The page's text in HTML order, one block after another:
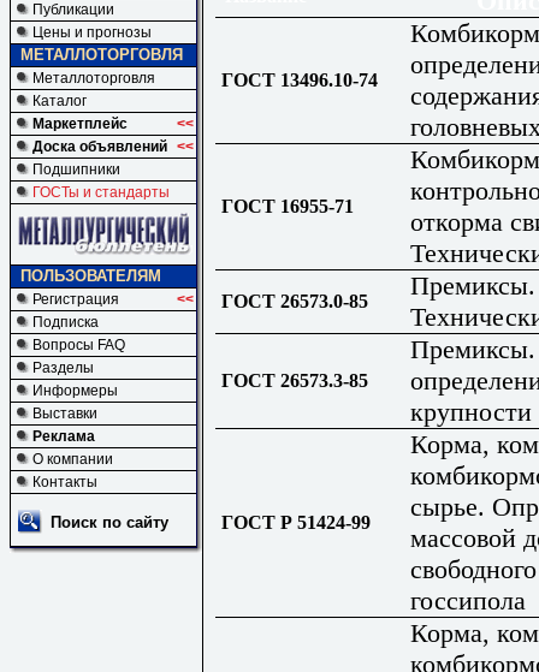
Публикации
Цены и прогнозы
МЕТАЛЛОТОРГОВЛЯ
Металлоторговля
Каталог
Маркетплейс
<<
Доска объявлений <<
Подшипники
ГОСТы и стандарты
ПОЛЬЗОВАТЕЛЯМ
Регистрация
<<
Подписка
Вопросы FAQ
Разделы
Информеры
Выставки
Реклама
О компании
Контакты
Поиск по сайту
ГОСТ 13496.10-74
ГОСТ 16955-71
откорма
ГОСТ 26573.0-85
Премиксы.
ГОСТ 26573.3-85
крупности
ГОСТ Р 51424-99
Корма,
сырье.
массовой
госсипола
Корма,